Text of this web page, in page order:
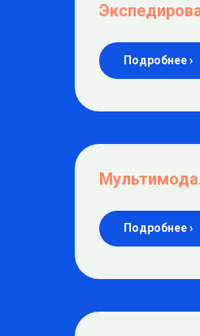
Подробнее ›
Подробнее ›